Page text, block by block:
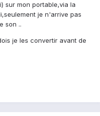
sur mon portable,via la
je n'arrive pas
son ..
je les convertir avant de